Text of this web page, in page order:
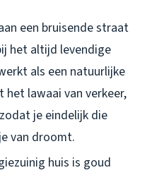
een bruisende straat
het altijd levendige
als een natuurlijke
lawaai van verkeer,
je eindelijk die
van droomt.
huis is goud